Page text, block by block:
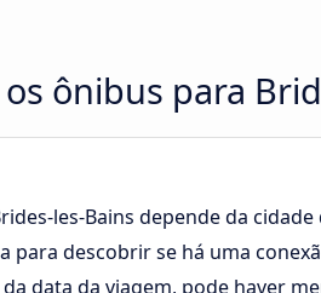
ônibus para
les-Bains depende da cidade
descobrir se há uma
data da viagem, pode haver